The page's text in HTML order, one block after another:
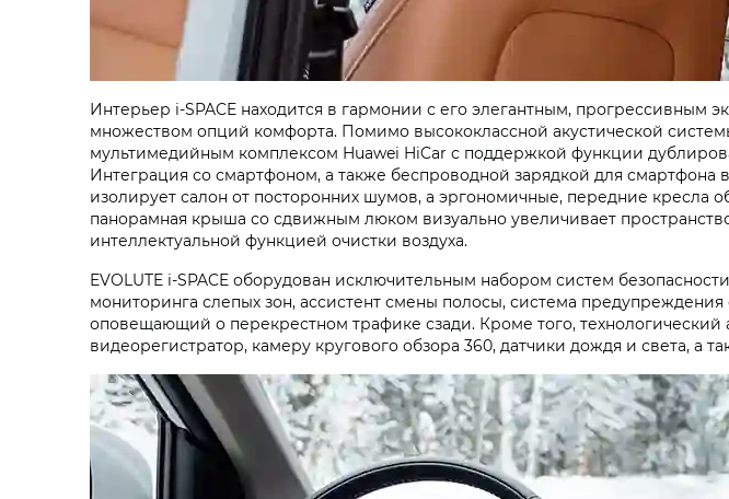
Интерьер i‑SPACE находится в гармонии с его элегантным,
множеством опций комфорта. Помимо высококлассной акустической
мультимедийным комплексом Huawei HiCar с поддержкой функции
Интеграция со смартфоном, а также беспроводной зарядкой для
изолирует салон от посторонних шумов, а эргономичные, передние
панорамная крыша со сдвижным люком визуально увеличивает
интеллектуальной функцией очистки воздуха.
EVOLUTE i‑SPACE оборудован исключительным набором систем
мониторинга слепых зон, ассистент смены полосы, система
оповещающий о перекрестном трафике сзади. Кроме того,
видеорегистратор, камеру кругового обзора 360, датчики дождя и света, а